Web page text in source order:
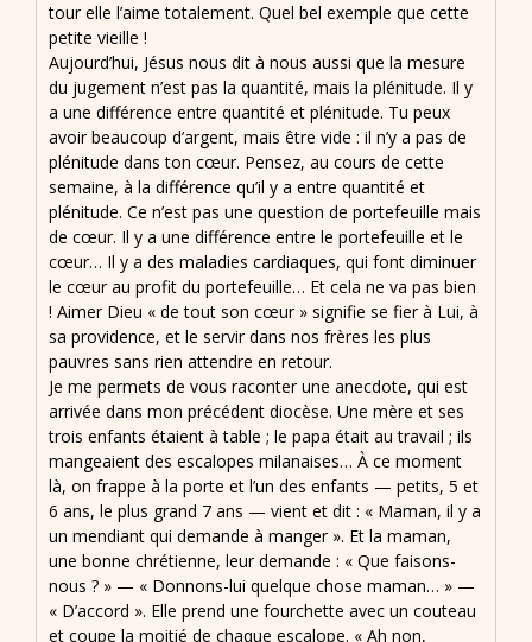
tour elle l’aime totalement. Quel bel exemple que cette
petite vieille !
Aujourd’hui, Jésus nous dit à nous aussi que la mesure
du jugement n’est pas la quantité, mais la plénitude. Il y
a une différence entre quantité et plénitude. Tu peux
avoir beaucoup d’argent, mais être vide : il n’y a pas de
plénitude dans ton cœur. Pensez, au cours de cette
semaine, à la différence qu’il y a entre quantité et
plénitude. Ce n’est pas une question de portefeuille mais
de cœur. Il y a une différence entre le portefeuille et le
cœur… Il y a des maladies cardiaques, qui font diminuer
le cœur au profit du portefeuille… Et cela ne va pas bien
! Aimer Dieu « de tout son cœur » signifie se fier à Lui, à
sa providence, et le servir dans nos frères les plus
pauvres sans rien attendre en retour.
Je me permets de vous raconter une anecdote, qui est
arrivée dans mon précédent diocèse. Une mère et ses
trois enfants étaient à table ; le papa était au travail ; ils
mangeaient des escalopes milanaises… À ce moment
là, on frappe à la porte et l’un des enfants — petits, 5 et
6 ans, le plus grand 7 ans — vient et dit : « Maman, il y a
un mendiant qui demande à manger ». Et la maman,
une bonne chrétienne, leur demande : « Que faisons-
nous ? » — « Donnons-lui quelque chose maman… » —
« D’accord ». Elle prend une fourchette avec un couteau
et coupe la moitié de chaque escalope. « Ah non,